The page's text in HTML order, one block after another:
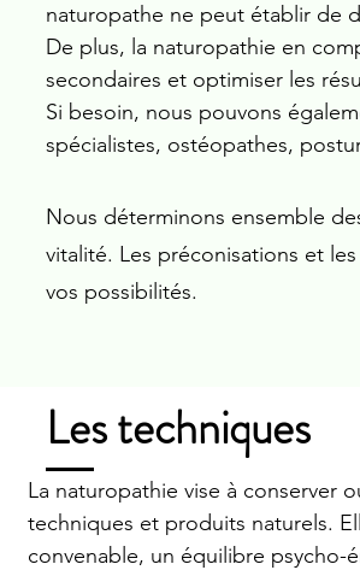
naturopathe ne peut établir de
De plus, la naturopathie en
secondaires et optimiser les
Si besoin, nous pouvons
spécialistes, ostéopathes,
Nous déterminons ensemble
vitalité. Les préconisations et
vos possibilités.
Les techniques
La naturopathie vise à conserver
techniques et produits naturels.
convenable, un équilibre psycho-